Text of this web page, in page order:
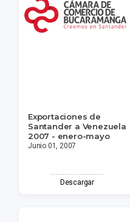
Exportaciones de
Santander a Venezuela
2007 - enero-mayo
Junio 01, 2007
Descargar